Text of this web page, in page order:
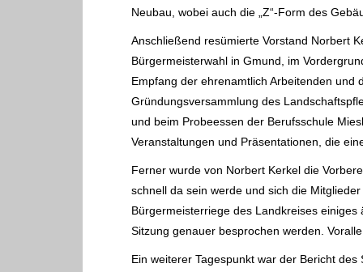
Neubau, wobei auch die „Z“-Form des
Anschließend resümierte Vorstand Norbert
Bürgermeisterwahl in Gmund, im
Empfang der ehrenamtlich Arbeitenden und
Gründungsversammlung des
und beim Probeessen der Berufsschule
Veranstaltungen und Präsentationen, die
Ferner wurde von Norbert Kerkel die
schnell da sein werde und sich die
Bürgermeisterriege des Landkreises
Sitzung genauer besprochen werden.
Ein weiterer Tagespunkt war der Bericht